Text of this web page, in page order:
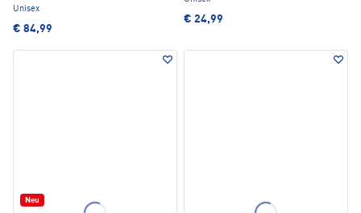
Unisex
€ 84,99
€ 24,99
Neu